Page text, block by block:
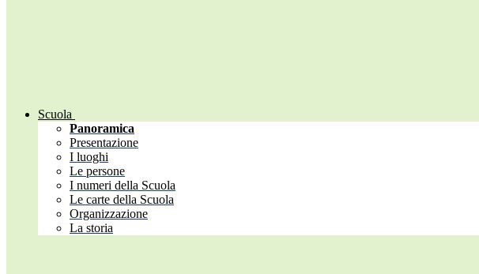
Scuola
Panoramica
Presentazione
I luoghi
Le persone
I numeri della Scuola
Le carte della Scuola
Organizzazione
La storia